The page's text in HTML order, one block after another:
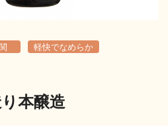
軽快でなめらか
本醸造